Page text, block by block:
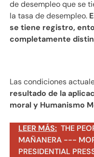
de desempleo que se
la tasa de desempleo.
se tiene registro,
completamente
Las condiciones
resultado de la
moral y Humanismo
LEER MÁS: THE
MAÑANERA ---
PRESIDENTIAL